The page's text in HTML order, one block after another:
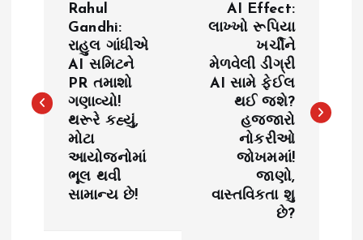
t
Rahul
Gandhi:
રાહુલ ગાંધીએ
AI સમિટને
PR તમાશો
ગણાવ્યો!
થરૂરે કહ્યું,
મોટા
આયોજનોમાં
ભૂલ થવી
સામાન્ય છે!
AI Effect:
લાખ્ખો રૂપિયા
ખર્ચીને
મેળવેલી ડીગ્રી
AI સામે ફેઈલ
થઈ જશે?
હજ્જારો
નોકરીઓ
જોખમમાં!
જાણો,
વાસ્તવિકતા શુ
છે?